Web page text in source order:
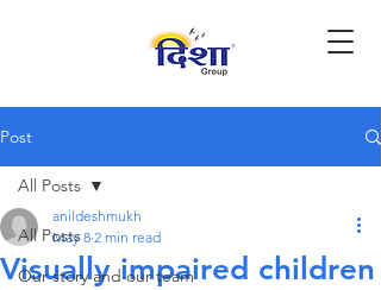
Post
All Posts
Our story and our team
All Posts
Visually impaired children
anildeshmukh
May 8 2 min read